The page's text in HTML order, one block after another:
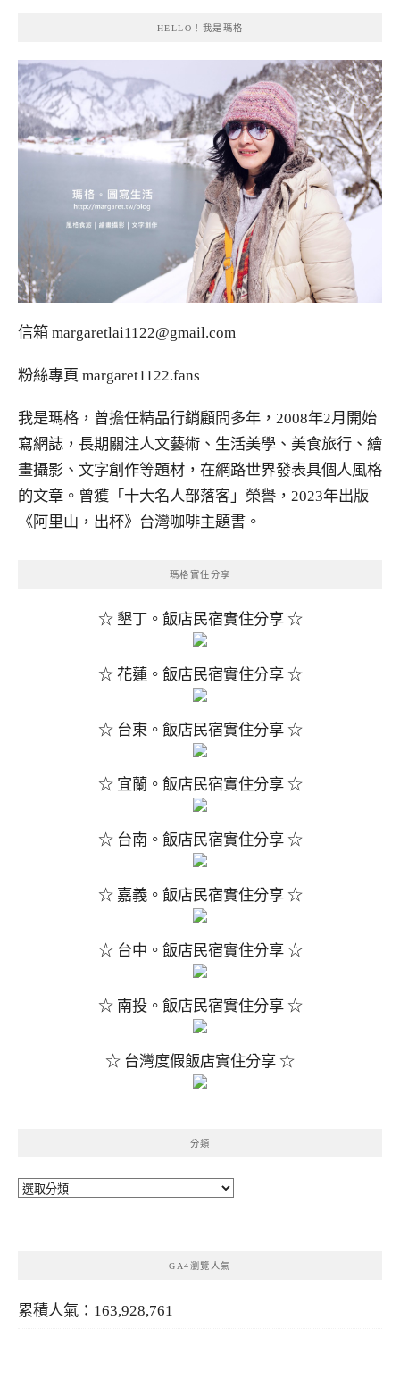
HELLO！我是瑪格
信箱 margaretlai1122@gmail.com
粉絲專頁 margaret1122.fans
我是瑪格，曾擔任精品行銷顧問多年，2008年2月開始
寫網誌，長期關注人文藝術、生活美學、美食旅行、繪
畫攝影、文字創作等題材，在網路世界發表具個人風格
的文章。曾獲「十大名人部落客」榮譽，2023年出版
《阿里山，出杯》台灣咖啡主題書。
瑪格實住分享
☆ 墾丁。飯店民宿實住分享 ☆
☆ 花蓮。飯店民宿實住分享 ☆
☆ 台東。飯店民宿實住分享 ☆
☆ 宜蘭。飯店民宿實住分享 ☆
☆ 台南。飯店民宿實住分享 ☆
☆ 嘉義。飯店民宿實住分享 ☆
☆ 台中。飯店民宿實住分享 ☆
☆ 南投。飯店民宿實住分享 ☆
☆ 台灣度假飯店實住分享 ☆
分類
分
GA4瀏覽人氣
累積人氣：163,928,761